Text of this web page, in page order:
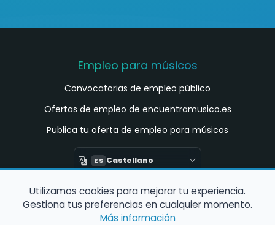
Empleo para músicos
Convocatorias de empleo público
Ofertas de empleo de encuentramusico.es
Publica tu oferta de empleo para músicos
ES Castellano
Encuentra Músico
Buscador de Músicos
Utilizamos cookies para mejorar tu experiencia.
Gestiona tus preferencias en cualquier momento.
Más información